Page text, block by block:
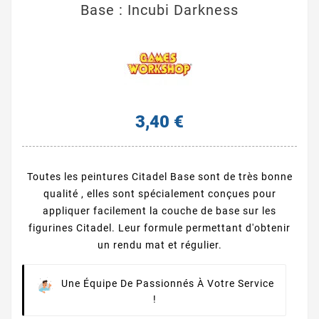
Base : Incubi Darkness
3,40 €
Toutes les peintures Citadel Base sont de très bonne
qualité , elles sont spécialement conçues pour
appliquer facilement la couche de base sur les
figurines Citadel. Leur formule permettant d'obtenir
un rendu mat et régulier.
Une Équipe De Passionnés À Votre Service
!